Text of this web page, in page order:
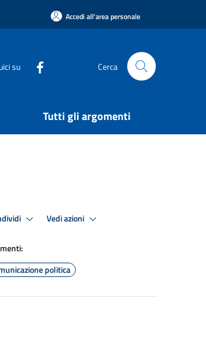
Accedi all'area personale
su Cerca
Tutti gli argomenti
Vedi azioni
politica